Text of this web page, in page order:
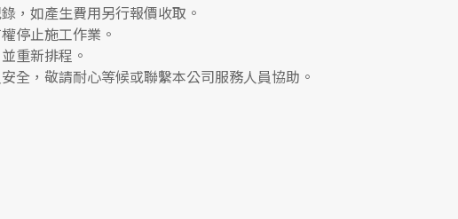
，如產生費用另行報價收取。
停止施工作業。
重新排程。
全，敬請耐心等候或聯繫本公司服務人員協助。